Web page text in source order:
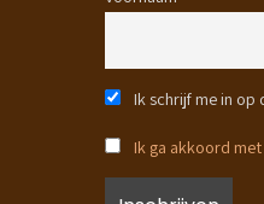
Ik schrijf me in op
Ik ga akkoord